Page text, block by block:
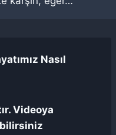
Nasıl
Videoya